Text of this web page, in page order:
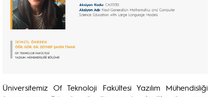
Üniversitemiz Of Teknoloji Fakültesi Yazılım Mühendisliği